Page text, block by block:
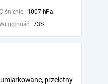
Ciśnienie: 1007 hPa
Wilgotność: 73%
przelotny